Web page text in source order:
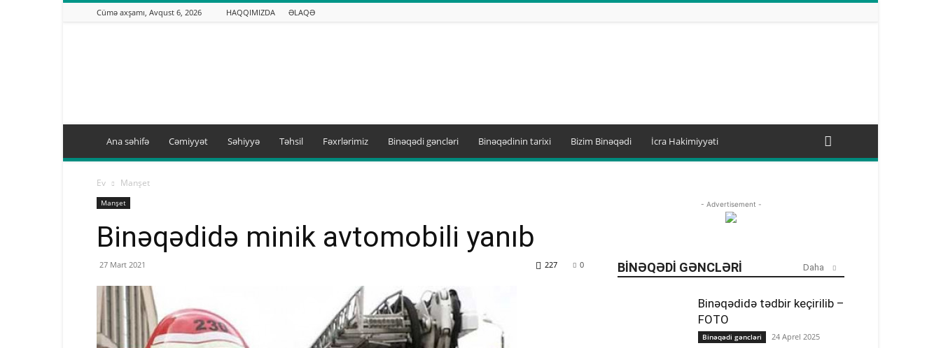
Cümə axşamı, Avqust 6, 2026 HAQQIMIZDA ƏLAQƏ
Ana səhifə Cəmiyyət Səhiyyə Təhsil Fəxrlərimiz Binəqədi gəncləri Binəqədinin tarixi Bizim Binəqədi İcra Hakimiyyəti
Ev Manşet
Manşet
Binəqədidə minik avtomobili yanıb
27 Mart 2021 0
227
- Advertisement -
BINƏQƏDI GƏNCLƏRI Daha
Binəqədidə tədbir keçirilib –
FOTO
Binəqədi gəncləri 24 Aprel 2025